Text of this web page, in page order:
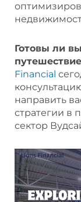
Готовы ли
Financial
направить
стратегии
сектор